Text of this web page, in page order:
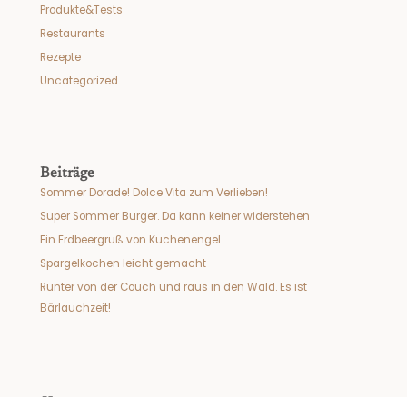
Produkte&Tests
Restaurants
Rezepte
Uncategorized
Beiträge
Sommer Dorade! Dolce Vita zum Verlieben!
Super Sommer Burger. Da kann keiner widerstehen
Ein Erdbeergruß von Kuchenengel
Spargelkochen leicht gemacht
Runter von der Couch und raus in den Wald. Es ist
Bärlauchzeit!